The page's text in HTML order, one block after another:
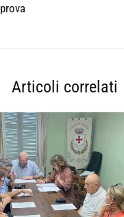
prova
Articoli correlati